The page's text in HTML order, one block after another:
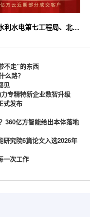
利水电第七工程局、北京
不走”的东西
么路？
见
专精特新企业数智升级
式发布
360亿方智能给出本体落地
究院6篇论文入选2026年
一次工作